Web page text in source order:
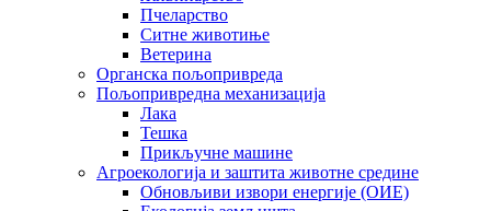
Пчеларство
Ситне животиње
Ветерина
Органска пољопривреда
Пољопривредна механизација
Лака
Тешка
Прикључне машине
Агроекологија и заштита животне средине
Обновљиви извори енергије (ОИЕ)